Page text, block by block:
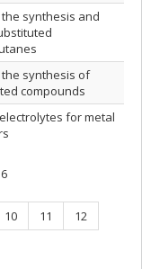
synthesis and
synthesis of
compounds
for metal
Page
10 Page
11 Page
12